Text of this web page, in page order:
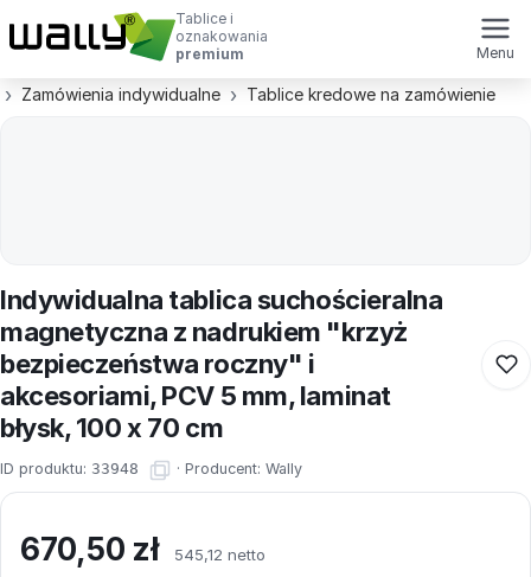
Tablice i
oznakowania
premium
Menu
Zamówienia indywidualne Tablice kredowe na zamówienie
Indywidualna tablica suchościeralna
magnetyczna z nadrukiem "krzyż
bezpieczeństwa roczny" i
akcesoriami, PCV 5 mm, laminat
błysk, 100 x 70 cm
ID produktu: 33948 · Producent: Wally
670,50 zł 545,12 netto